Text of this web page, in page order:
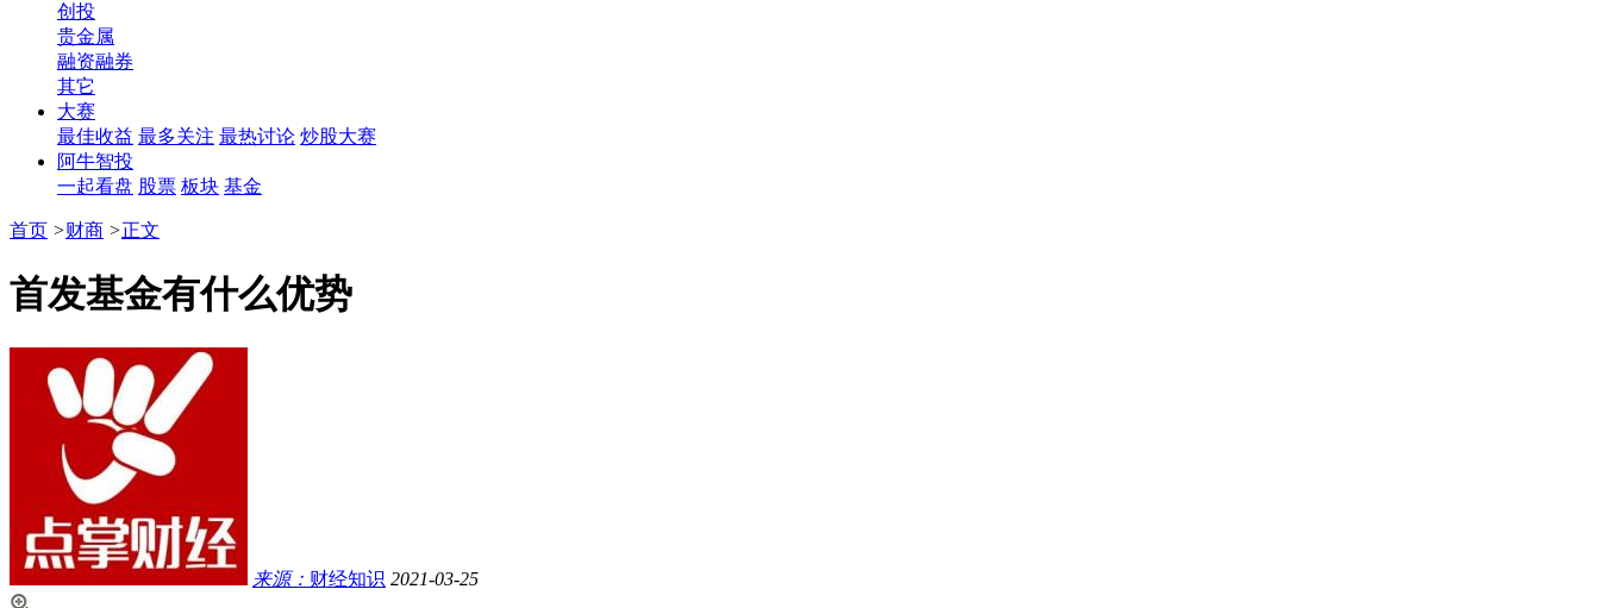
创投
贵金属
融资融券
其它
大赛
最佳收益 最多关注 最热讨论 炒股大赛
阿牛智投
一起看盘 股票 板块 基金
首页 >财商 >正文
首发基金有什么优势
来源： 财经知识 2021-03-25